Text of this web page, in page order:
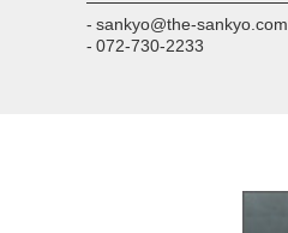
- sankyo@the-sankyo.com
- 072-730-2233